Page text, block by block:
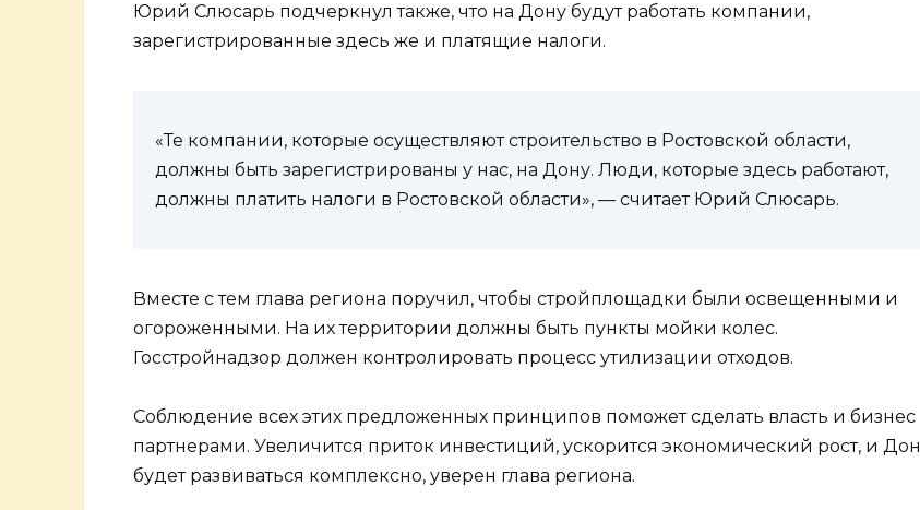
Юрий Слюсарь подчеркнул также, что на Дону будут работать компании,
зарегистрированные здесь же и платящие налоги.
«Те компании, которые осуществляют строительство в Ростовской области,
должны быть зарегистрированы у нас, на Дону. Люди, которые здесь работают,
должны платить налоги в Ростовской области», — считает Юрий Слюсарь.
Вместе с тем глава региона поручил, чтобы стройплощадки были освещенными и
огороженными. На их территории должны быть пункты мойки колес.
Госстройнадзор должен контролировать процесс утилизации отходов.
Соблюдение всех этих предложенных принципов поможет сделать власть и бизнес
партнерами. Увеличится приток инвестиций, ускорится экономический рост, и Дон
будет развиваться комплексно, уверен глава региона.